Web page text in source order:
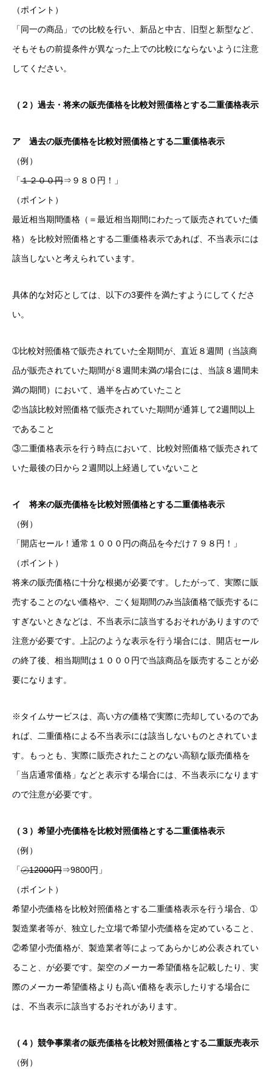
（ポイント）
「同一の商品」での比較を行い、新品と中古、旧型と新型など、
そもそもの前提条件が異なった上での比較にならないように注意
してください。
（２）過去・将来の販売価格を比較対照価格とする二重価格表示
ア 過去の販売価格を比較対照価格とする二重価格表示
（例）
「１２００円⇒９８０円！」
（ポイント）
最近相当期間価格（＝最近相当期間にわたって販売されていた価
格）を比較対照価格とする二重価格表示であれば、不当表示には
該当しないと考えられています。
具体的な対応としては、以下の3要件を満たすようにしてくださ
い。
➀比較対照価格で販売されていた全期間が、直近８週間（当該商
品が販売されていた期間が８週間未満の場合には、当該８週間未
満の期間）において、過半を占めていたこと
②当該比較対照価格で販売されていた期間が通算して2週間以上
であること
③二重価格表示を行う時点において、比較対照価格で販売されて
いた最後の日から２週間以上経過していないこと
イ 将来の販売価格を比較対照価格とする二重価格表示
（例）
「開店セール！通常１０００円の商品を今だけ７９８円！」
（ポイント）
将来の販売価格に十分な根拠が必要です。したがって、実際に販
売することのない価格や、ごく短期間のみ当該価格で販売するに
すぎないときなどは、不当表示に該当するおそれがありますので
注意が必要です。上記のような表示を行う場合には、開店セール
の終了後、相当期間は１０００円で当該商品を販売することが必
要になります。
※タイムサービスは、高い方の価格で実際に売却しているのであ
れば、二重価格による不当表示には該当しないものとされていま
す。もっとも、実際に販売されたことのない高額な販売価格を
「当店通常価格」などと表示する場合には、不当表示になります
ので注意が必要です。
（３）希望小売価格を比較対照価格とする二重価格表示
（例）
「㋱12000円⇒9800円」
（ポイント）
希望小売価格を比較対照価格とする二重価格表示を行う場合、➀
製造業者等が、独立した立場で希望小売価格を定めていること、
②希望小売価格が、製造業者等によってあらかじめ公表されてい
ること、が必要です。架空のメーカー希望価格を記載したり、実
際のメーカー希望価格よりも高い価格を表示したりする場合に
は、不当表示に該当するおそれがあります。
（４）競争事業者の販売価格を比較対照価格とする二重販売表示
（例）